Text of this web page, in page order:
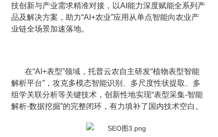
技创新与产业需求精准对接，以AI能力深度赋能全系列产
品及解决方案，助力“AI+农业”应用从单点智能向农业产
业链全场景加速落地。
在“AI+表型”领域，托普云农自主研发“植物表型智能
解析平台”，攻克多模态智能识别、多尺度性状提取、多
组学关联分析等关键技术，创新性地实现“表型采集-智能
解析-数据挖掘”的完整闭环，有力填补了国内技术空白。